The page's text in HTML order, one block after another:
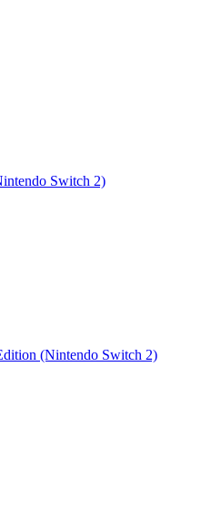
Switch 2)
(Nintendo Switch 2)